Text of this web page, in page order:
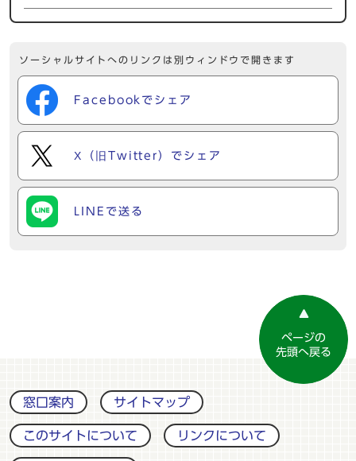
ソーシャルサイトへのリンクは別ウィンドウで開きます
Facebookでシェア
X（旧Twitter）でシェア
LINEで送る
ページの
先頭へ戻る
窓口案内 サイトマップ
このサイトについて リンクについて